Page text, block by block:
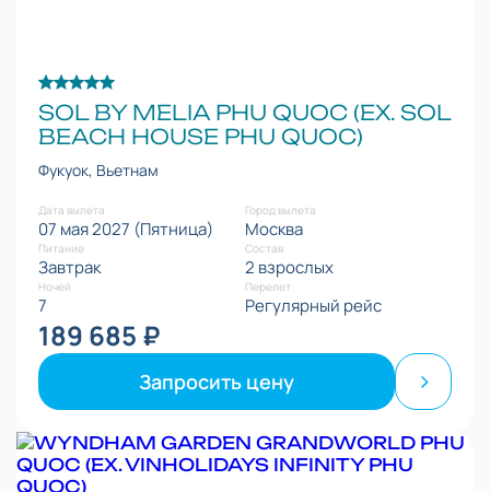
SOL BY MELIA PHU QUOC (EX. SOL
BEACH HOUSE PHU QUOC)
Фукуок, Вьетнам
Дата вылета
07 мая 2027 (Пятница)
Город вылета
Москва
Питание
Завтрак
Состав
2 взрослых
Ночей
7
Перелет
Регулярный рейс
189 685 ₽
Запросить цену